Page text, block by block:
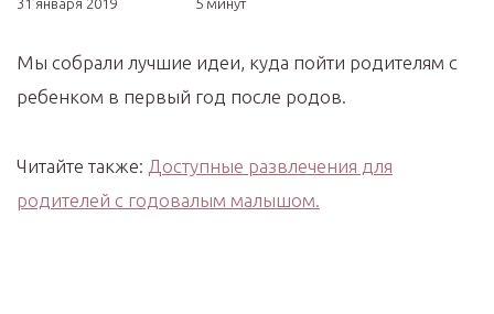
31 января 2019
5 минут
Мы собрали лучшие идеи, куда пойти родителям с
ребенком в первый год после родов.
Читайте также: Доступные развлечения для
родителей с годовалым малышом.